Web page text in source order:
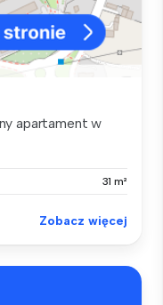
apartament w
31 m²
Zobacz więcej